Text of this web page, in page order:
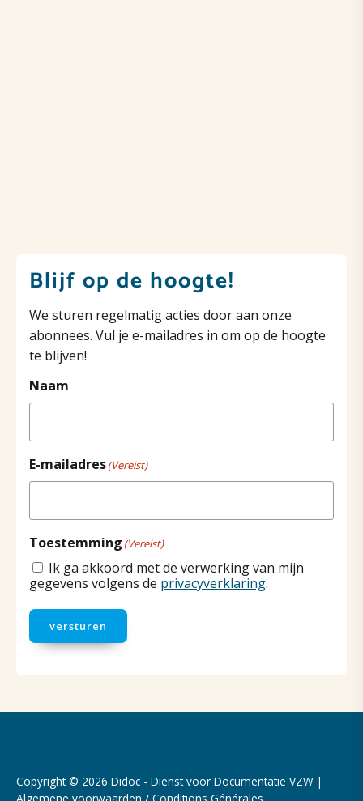
Blijf op de hoogte!
We sturen regelmatig acties door aan onze
abonnees. Vul je e-mailadres in om op de hoogte
te blijven!
Naam
E-mailadres(Vereist)
Toestemming (Vereist)
Ik ga akkoord met de verwerking van mijn
gegevens volgens de privacyverklaring.
versturen
Copyright © 2026 Didoc - Dienst voor Documentatie VZW |
Algemene voorwaarden / Conditions Générales